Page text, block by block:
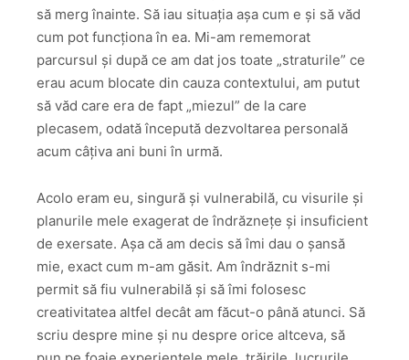
să merg înainte. Să iau situația așa cum e și să văd
cum pot funcționa în ea. Mi-am rememorat
parcursul și după ce am dat jos toate „straturile” ce
erau acum blocate din cauza contextului, am putut
să văd care era de fapt „miezul” de la care
plecasem, odată începută dezvoltarea personală
acum câțiva ani buni în urmă.
Acolo eram eu, singură și vulnerabilă, cu visurile și
planurile mele exagerat de îndrăznețe și insuficient
de exersate. Așa că am decis să îmi dau o șansă
mie, exact cum m-am găsit. Am îndrăznit s-mi
permit să fiu vulnerabilă și să îmi folosesc
creativitatea altfel decât am făcut-o până atunci. Să
scriu despre mine și nu despre orice altceva, să